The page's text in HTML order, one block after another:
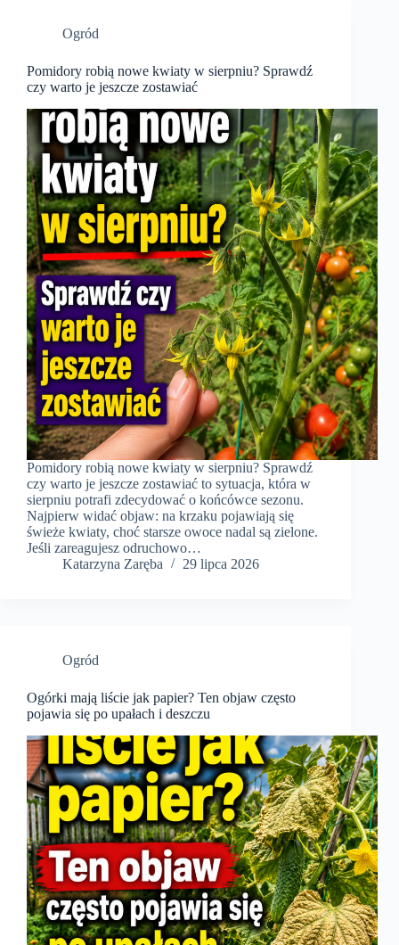
Ogród
Pomidory robią nowe kwiaty w sierpniu? Sprawdź
czy warto je jeszcze zostawiać
Pomidory robią nowe kwiaty w sierpniu? Sprawdź
czy warto je jeszcze zostawiać to sytuacja, która w
sierpniu potrafi zdecydować o końcówce sezonu.
Najpierw widać objaw: na krzaku pojawiają się
świeże kwiaty, choć starsze owoce nadal są zielone.
Jeśli zareagujesz odruchowo…
Katarzyna Zaręba
29 lipca 2026
Ogród
Ogórki mają liście jak papier? Ten objaw często
pojawia się po upałach i deszczu